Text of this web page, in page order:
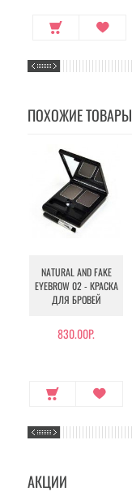
ПОХОЖИЕ ТОВАРЫ
NATURAL AND FAKE
EYEBROW 02 - КРАСКА
ДЛЯ БРОВЕЙ
830.00Р.
АКЦИИ